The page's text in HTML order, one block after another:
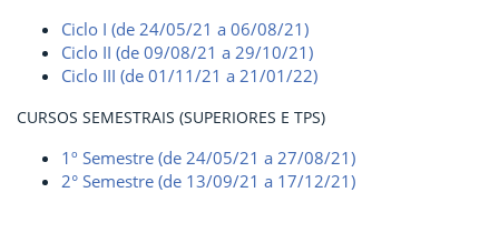
Ciclo I (de 24/05/21 a 06/08/21)
Ciclo II (de 09/08/21 a 29/10/21)
Ciclo III (de 01/11/21 a 21/01/22)
CURSOS SEMESTRAIS (SUPERIORES E TPS)
1º Semestre (de 24/05/21 a 27/08/21)
2° Semestre (de 13/09/21 a 17/12/21)